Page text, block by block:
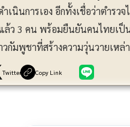
ำเนินการเอง อีกทั้งเชื่อว่าตำร
ล้ว 3 คน พร้อมยืนยันคนไทยเป็
กัมพูชาที่สร้างความวุ่นวายเหล่
Twitter Copy Link